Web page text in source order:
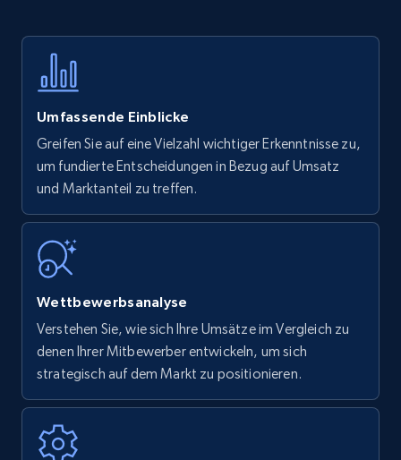
Umfassende Einblicke
Greifen Sie auf eine Vielzahl wichtiger Erkenntnisse zu,
um fundierte Entscheidungen in Bezug auf Umsatz
und Marktanteil zu treffen.
Wettbewerbsanalyse
Verstehen Sie, wie sich Ihre Umsätze im Vergleich zu
denen Ihrer Mitbewerber entwickeln, um sich
strategisch auf dem Markt zu positionieren.